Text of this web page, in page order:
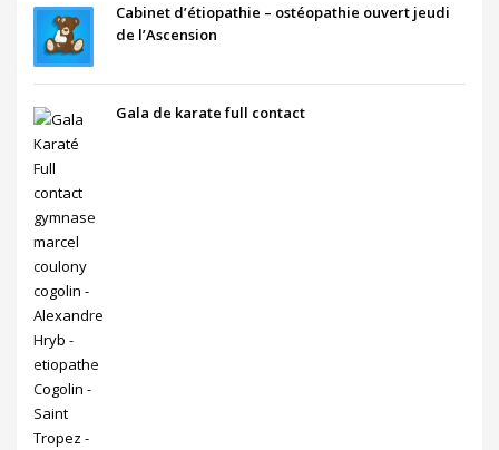
Cabinet d’étiopathie – ostéopathie ouvert jeudi
de l’Ascension
Gala de karate full contact